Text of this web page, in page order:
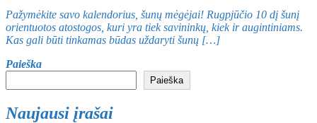
Pažymėkite savo kalendorius, šunų mėgėjai! Rugpjūčio 10 dį šunį
orientuotos atostogos, kuri yra tiek savininkų, kiek ir augintiniams.
Kas gali būti tinkamas būdas uždaryti šunų […]
Paieška
Paieška
Naujausi įrašai